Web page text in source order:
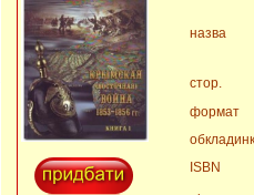
назва
стор.
формат
ISBN